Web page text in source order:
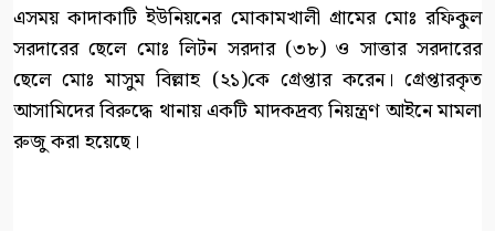
এসময় কাদাকাটি ইউনিয়নের মোকামখালী গ্রামের মোঃ রফিকুল
সরদারের ছেলে মোঃ লিটন সরদার (৩৮) ও সাত্তার সরদারের
ছেলে মোঃ মাসুম বিল্লাহ (২১)কে গ্রেপ্তার করেন। গ্রেপ্তারকৃত
আসামিদের বিরুদ্ধে থানায় একটি মাদকদ্রব্য নিয়ন্ত্রণ আইনে মামলা
রুজু করা হয়েছে।